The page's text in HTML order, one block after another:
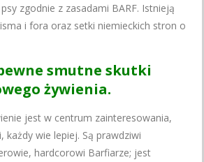
zgodnie z zasadami BARF. Istnieją
i fora oraz setki niemieckich stron o
smutne skutki
żywienia.
jest w centrum zainteresowania,
każdy wie lepiej. Są prawdziwi
hardcorowi Barfiarze; jest